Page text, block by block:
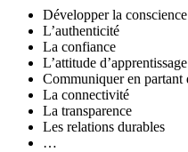
Développer la
L’authenticité
La confiance
L’attitude d’apprentissage
Communiquer en partant
La connectivité
La transparence
Les relations durables
…